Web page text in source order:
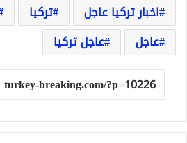
اخبار تركيا عاجل
تركيا
عاجل
عاجل تركيا